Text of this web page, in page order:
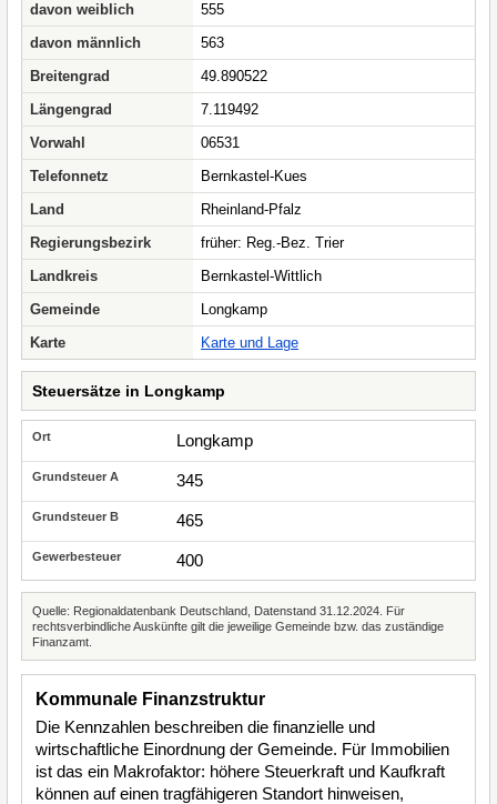
davon weiblich
555
davon männlich
563
Breitengrad
49.890522
Längengrad
7.119492
Vorwahl
06531
Telefonnetz
Bernkastel-Kues
Land
Rheinland-Pfalz
Regierungsbezirk
früher: Reg.-Bez. Trier
Landkreis
Bernkastel-Wittlich
Gemeinde
Longkamp
Karte
Karte und Lage
Steuersätze in Longkamp
Longkamp
345
465
400
Quelle: Regionaldatenbank Deutschland, Datenstand 31.12.2024. Für
rechtsverbindliche Auskünfte gilt die jeweilige Gemeinde bzw. das zuständige
Finanzamt.
Kommunale Finanzstruktur
Die Kennzahlen beschreiben die finanzielle und
wirtschaftliche Einordnung der Gemeinde. Für Immobilien
ist das ein Makrofaktor: höhere Steuerkraft und Kaufkraft
können auf einen tragfähigeren Standort hinweisen,